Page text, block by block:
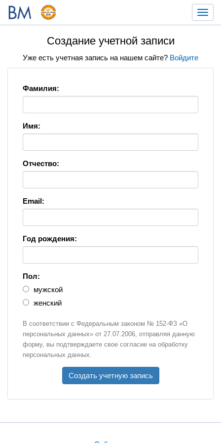
Создание учетной записи
Уже есть учетная запись на нашем сайте? Войдите
Фамилия:
Имя:
Отчество:
Email:
Год рождения:
Пол:
мужской
женский
В соответствии с Федеральным законом № 152-ФЗ «О
персональных данных» от 27.07.2006, отправляя данную
форму, вы подтверждаете свое согласие на обработку
персональных данных.
Создать учетную запись